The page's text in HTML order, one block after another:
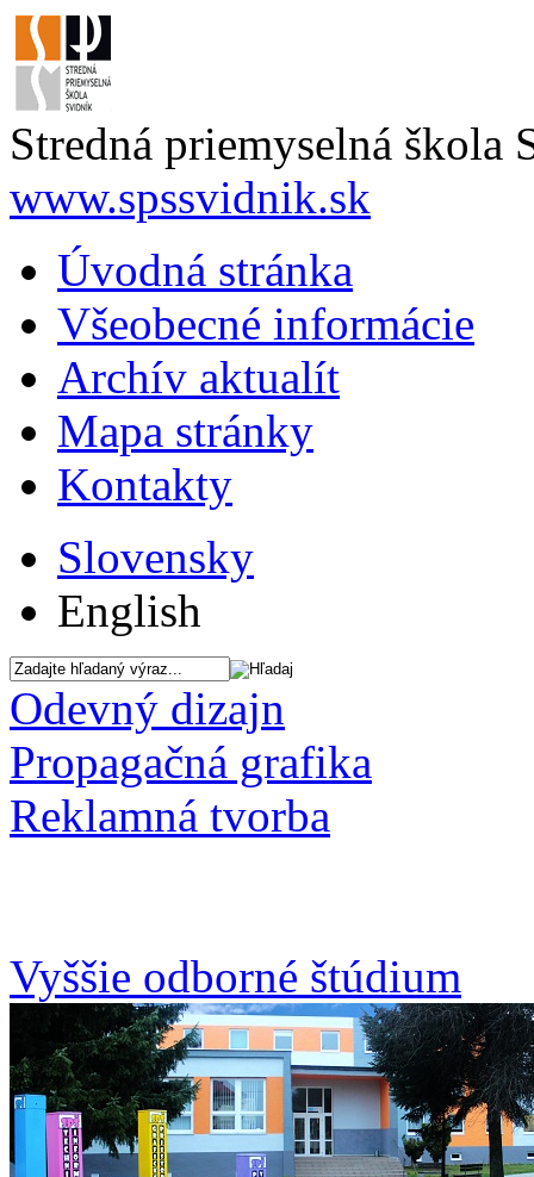
Stredná priemyselná škola
www.spssvidnik.sk
Úvodná stránka
Všeobecné informácie
Archív aktualít
Mapa stránky
Kontakty
Slovensky
English
Odevný dizajn
Propagačná grafika
Reklamná tvorba
Vyššie odborné štúdium